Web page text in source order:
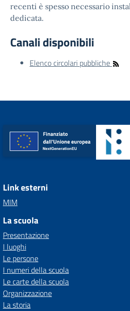
recenti è spesso necessario
dedicata.
Canali disponibili
Elenco circolari pubbliche
Link esterni
MIM
La scuola
Presentazione
I luoghi
Le persone
I numeri della scuola
Le carte della scuola
Organizzazione
La storia